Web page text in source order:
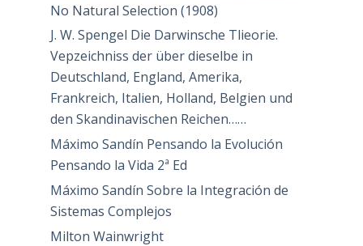
No Natural Selection (1908)
J. W. Spengel Die Darwinsche Tlieorie.
Vepzeichniss der über dieselbe in
Deutschland, England, Amerika,
Frankreich, Italien, Holland, Belgien und
den Skandinavischen Reichen……
Máximo Sandín Pensando la Evolución
Pensando la Vida 2ª Ed
Máximo Sandín Sobre la Integración de
Sistemas Complejos
Milton Wainwright